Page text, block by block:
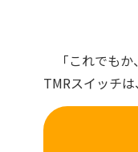
「これでもか
TMRスイッチ